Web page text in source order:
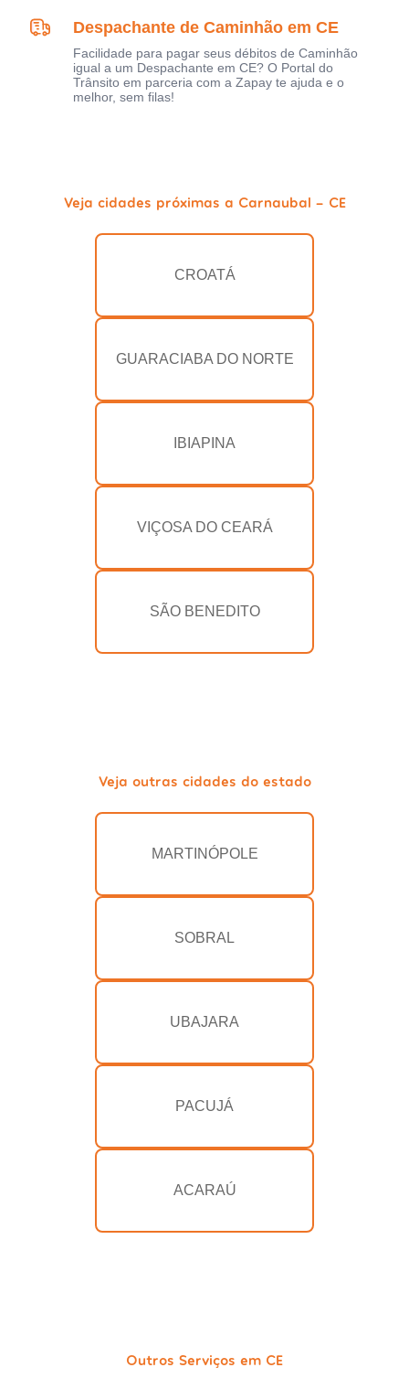
Despachante de Caminhão em CE
Facilidade para pagar seus débitos de Caminhão
igual a um Despachante em CE? O Portal do
Trânsito em parceria com a Zapay te ajuda e o
melhor, sem filas!
Veja cidades próximas a Carnaubal - CE
CROATÁ
GUARACIABA DO NORTE
IBIAPINA
VIÇOSA DO CEARÁ
SÃO BENEDITO
Veja outras cidades do estado
MARTINÓPOLE
SOBRAL
UBAJARA
PACUJÁ
ACARAÚ
Outros Serviços em CE